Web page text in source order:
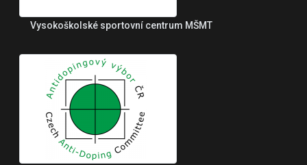
Vysokoškolské sportovní centrum MŠMT